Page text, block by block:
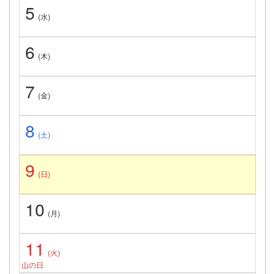
5 (水)
6 (木)
7 (金)
8 (土)
9 (日)
10 (月)
11
(火)
山の日